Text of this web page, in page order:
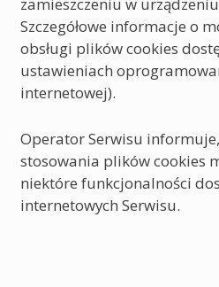
Szczegółowe informacje o
obsługi plików cookies
ustawieniach
internetowej).
Operator Serwisu
stosowania plików cookies
niektóre funkcjonalności
internetowych Serwisu.